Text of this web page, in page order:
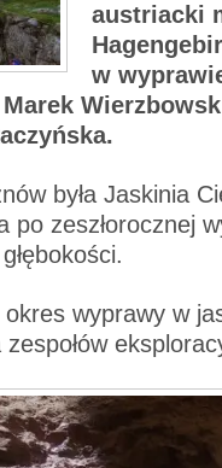
austriacki
w
była Jaskinia
zeszłorocznej
wyprawy w
zespołów